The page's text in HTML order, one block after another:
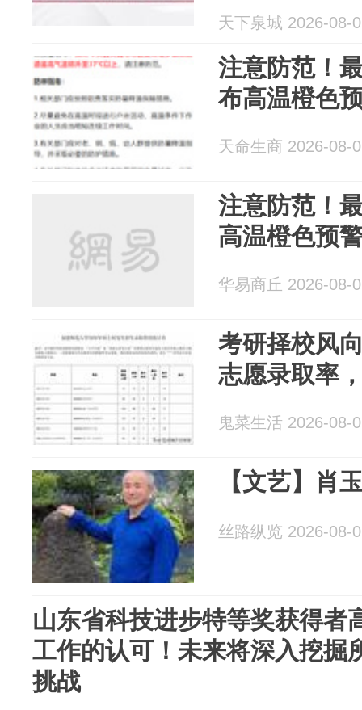
判；韩足协
期，难查细
天下泉城 2026-08-
注意防范！
布高温橙色
天命生商 2026-08-
注意防范！
高温橙色预
华易商丘 2026-08-
考研择校风
志愿录取率
鬼菜生活 2026-08-
【文艺】肖
丝路纵览 2026-08-
山东省科技进步特等奖获得者
工作的认可！未来将深入挖掘
挑战